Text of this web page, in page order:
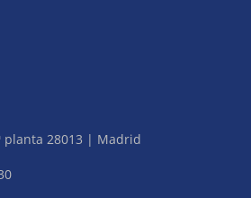
planta 28013 | Madrid